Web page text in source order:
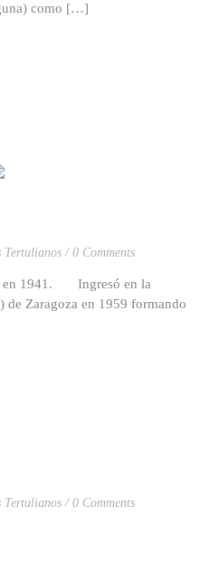
como […]
Tertulianos 0 Comments
1941. Ingresó en la
Zaragoza en 1959 formando
Tertulianos 0 Comments